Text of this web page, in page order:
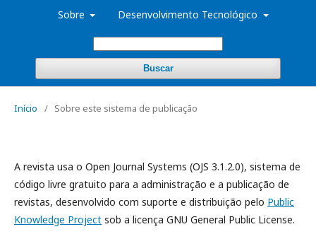
Sobre Desenvolvimento Tecnológico
Buscar
Início / Sobre este sistema de publicação
A revista usa o Open Journal Systems (OJS 3.1.2.0), sistema de
código livre gratuito para a administração e a publicação de
revistas, desenvolvido com suporte e distribuição pelo Public
Knowledge Project sob a licença GNU General Public License.